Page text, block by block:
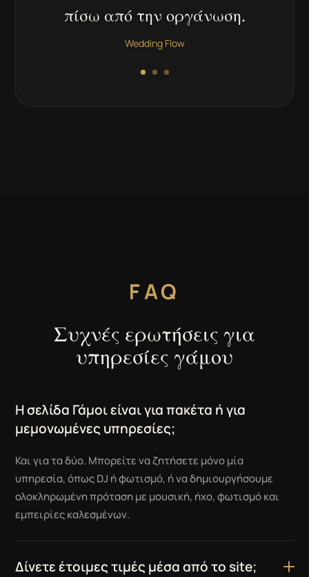
πίσω από την οργάνωση.
Wedding Flow
FAQ
Συχνές ερωτήσεις για
υπηρεσίες γάμου
Η σελίδα Γάμοι είναι για πακέτα ή για
μεμονωμένες υπηρεσίες;
Και για τα δύο. Μπορείτε να ζητήσετε μόνο μία
υπηρεσία, όπως DJ ή φωτισμό, ή να δημιουργήσουμε
ολοκληρωμένη πρόταση με μουσική, ήχο, φωτισμό και
εμπειρίες καλεσμένων.
Δίνετε έτοιμες τιμές μέσα από το site;